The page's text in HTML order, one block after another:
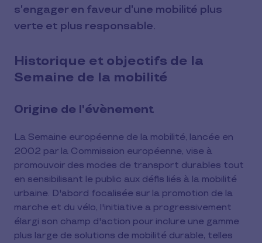
s'engager en faveur d'une mobilité plus
verte et plus responsable.
Historique et objectifs de la
Semaine de la mobilité
Origine de l'évènement
La Semaine européenne de la mobilité, lancée en
2002 par la Commission européenne, vise à
promouvoir des modes de transport durables tout
en sensibilisant le public aux défis liés à la mobilité
urbaine. D'abord focalisée sur la promotion de la
marche et du vélo, l'initiative a progressivement
élargi son champ d'action pour inclure une gamme
plus large de solutions de mobilité durable, telles